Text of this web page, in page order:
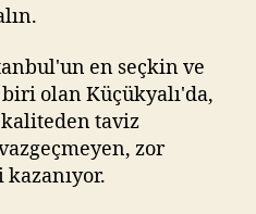
en seçkin ve
olan Küçükyalı'da,
kaliteden taviz
zor